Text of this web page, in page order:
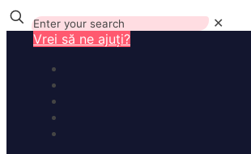
✕
Vrei să ne ajuți?